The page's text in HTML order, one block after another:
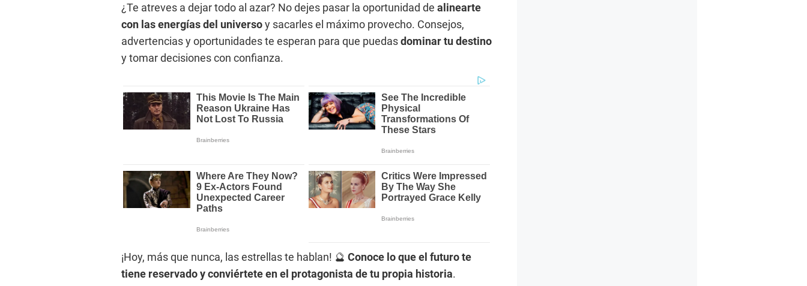
¿Te atreves a dejar todo al azar? No dejes pasar la oportunidad de alinearte
con las energías del universoy sacarles el máximo provecho. Consejos,
advertencias y oportunidades te esperan para que puedasdominar tu destino
y tomar decisiones con confianza.
¡Hoy, más que nunca, las estrellas te hablan! 🔮 Conoce lo que el futuro te
tiene reservado y conviértete en el protagonista de tu propia historia.